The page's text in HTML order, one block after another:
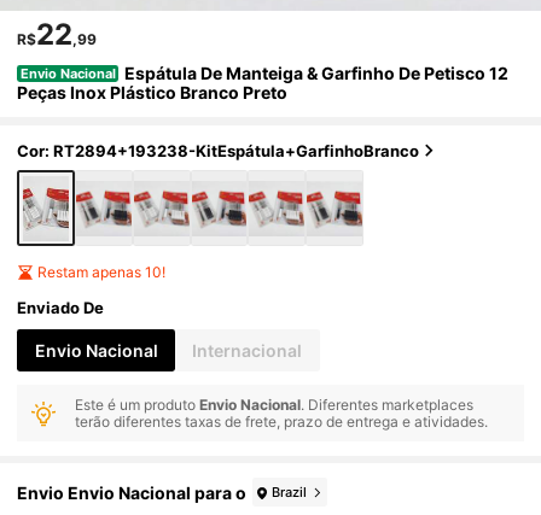
R$22,99
Envio Nacional Espátula De Manteiga & Garfinho De Petisco 12
Peças Inox Plástico Branco Preto
Cor: RT2894+193238-KitEspátula+GarfinhoBranco
Restam apenas 10!
Enviado De
Envio Nacional Internacional
Este é um produtoEnvio Nacional. Diferentes marketplaces
terão diferentes taxas de frete, prazo de entrega e atividades.
Envio Envio Nacional para o Brazil